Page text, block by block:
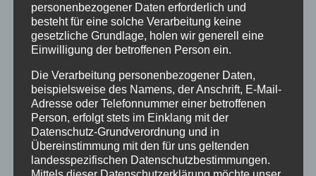
Betreiber der Seiten verantwortlich. Die verlinkten
Seiten wurden zum Zeitpunkt der Verlinkung auf
mögliche Rechtsverstöße überprüft. Rechtswidrige
Inhalte waren zum Zeitpunkt der Verlinkung nicht
erkennbar. Eine permanente inhaltliche Kontrolle der
verlinkten Seiten ist jedoch ohne konkrete
Anhaltspunkte einer Rechtsverletzung nicht zumutbar.
personenbezogener Daten erforderlich und
besteht für eine solche Verarbeitung keine
gesetzliche Grundlage, holen wir generell eine
Einwilligung der betroffenen Person ein.
Die Verarbeitung personenbezogener Daten,
beispielsweise des Namens, der Anschrift, E-Mail-
Adresse oder Telefonnummer einer betroffenen
Person, erfolgt stets im Einklang mit der
Datenschutz-Grundverordnung und in
Übereinstimmung mit den für uns geltenden
landesspezifischen Datenschutzbestimmungen.